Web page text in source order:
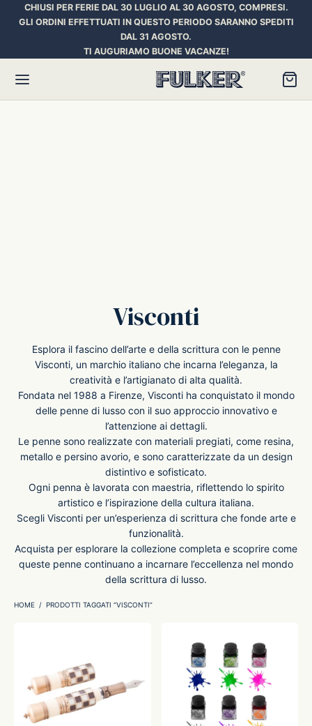
CHIUSI PER FERIE DAL 30 LUGLIO AL 30 AGOSTO, COMPRESI.
GLI ORDINI EFFETTUATI IN QUESTO PERIODO SARANNO SPEDITI
DAL 31 AGOSTO.
TI AUGURIAMO BUONE VACANZE!
Visconti
Esplora il fascino dell’arte e della scrittura con le penne
Visconti, un marchio italiano che incarna l’eleganza, la
creatività e l’artigianato di alta qualità.
Fondata nel 1988 a Firenze, Visconti ha conquistato il mondo
delle penne di lusso con il suo approccio innovativo e
l’attenzione ai dettagli.
Le penne sono realizzate con materiali pregiati, come resina,
metallo e persino avorio, e sono caratterizzate da un design
distintivo e sofisticato.
Ogni penna è lavorata con maestria, riflettendo lo spirito
artistico e l’ispirazione della cultura italiana.
Scegli Visconti per un’esperienza di scrittura che fonde arte e
funzionalità.
Acquista per esplorare la collezione completa e scoprire come
queste penne continuano a incarnare l’eccellenza nel mondo
della scrittura di lusso.
HOME / PRODOTTI TAGGATI “VISCONTI”
Matic
Astronaut Space Pen
Space Pen